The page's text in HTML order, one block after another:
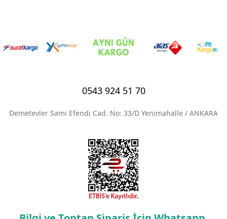
0543 924 51 70
Demetevler Sami Efendi Cad. No: 33/D Yenimahalle / ANKARA